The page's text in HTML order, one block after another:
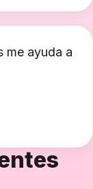
me ayuda a